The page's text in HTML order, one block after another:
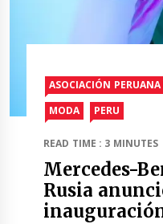
ASOCIACIÓN PERUANA
MODA
PERU
READ TIME : 3 MINUTES
Mercedes-
Rusia